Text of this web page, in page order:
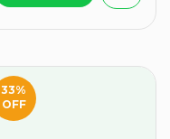
33%
OFF